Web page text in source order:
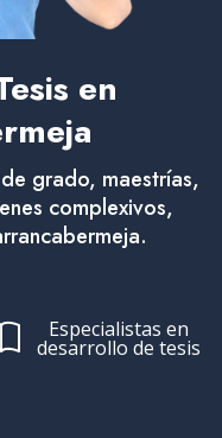
en
grado, maestrías,
complexivos,
Especialistas en
desarrollo de tesis